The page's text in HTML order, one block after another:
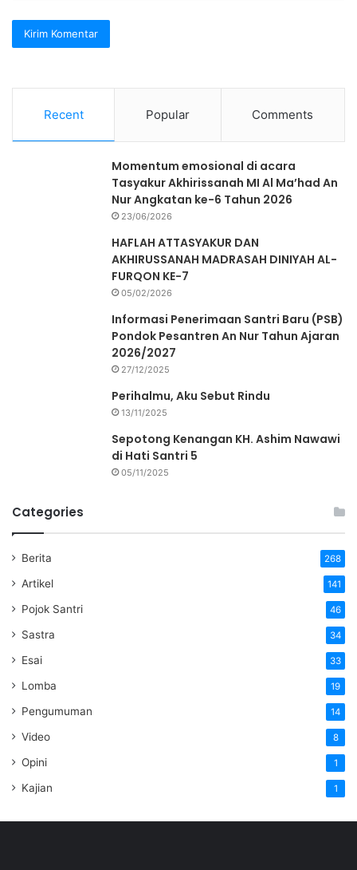
Recent Popular Comments
Momentum emosional di acara
Tasyakur Akhirissanah MI Al Ma’had An
Nur Angkatan ke-6 Tahun 2026
23/06/2026
HAFLAH ATTASYAKUR DAN
AKHIRUSSANAH MADRASAH DINIYAH AL-
FURQON KE-7
05/02/2026
Informasi Penerimaan Santri Baru (PSB)
Pondok Pesantren An Nur Tahun Ajaran
2026/2027
27/12/2025
Perihalmu, Aku Sebut Rindu
13/11/2025
Sepotong Kenangan KH. Ashim Nawawi
di Hati Santri 5
05/11/2025
Categories
Berita 268
Artikel 141
Pojok Santri 46
Sastra 34
Esai 33
Lomba 19
Pengumuman 14
Video 8
Opini 1
Kajian 1